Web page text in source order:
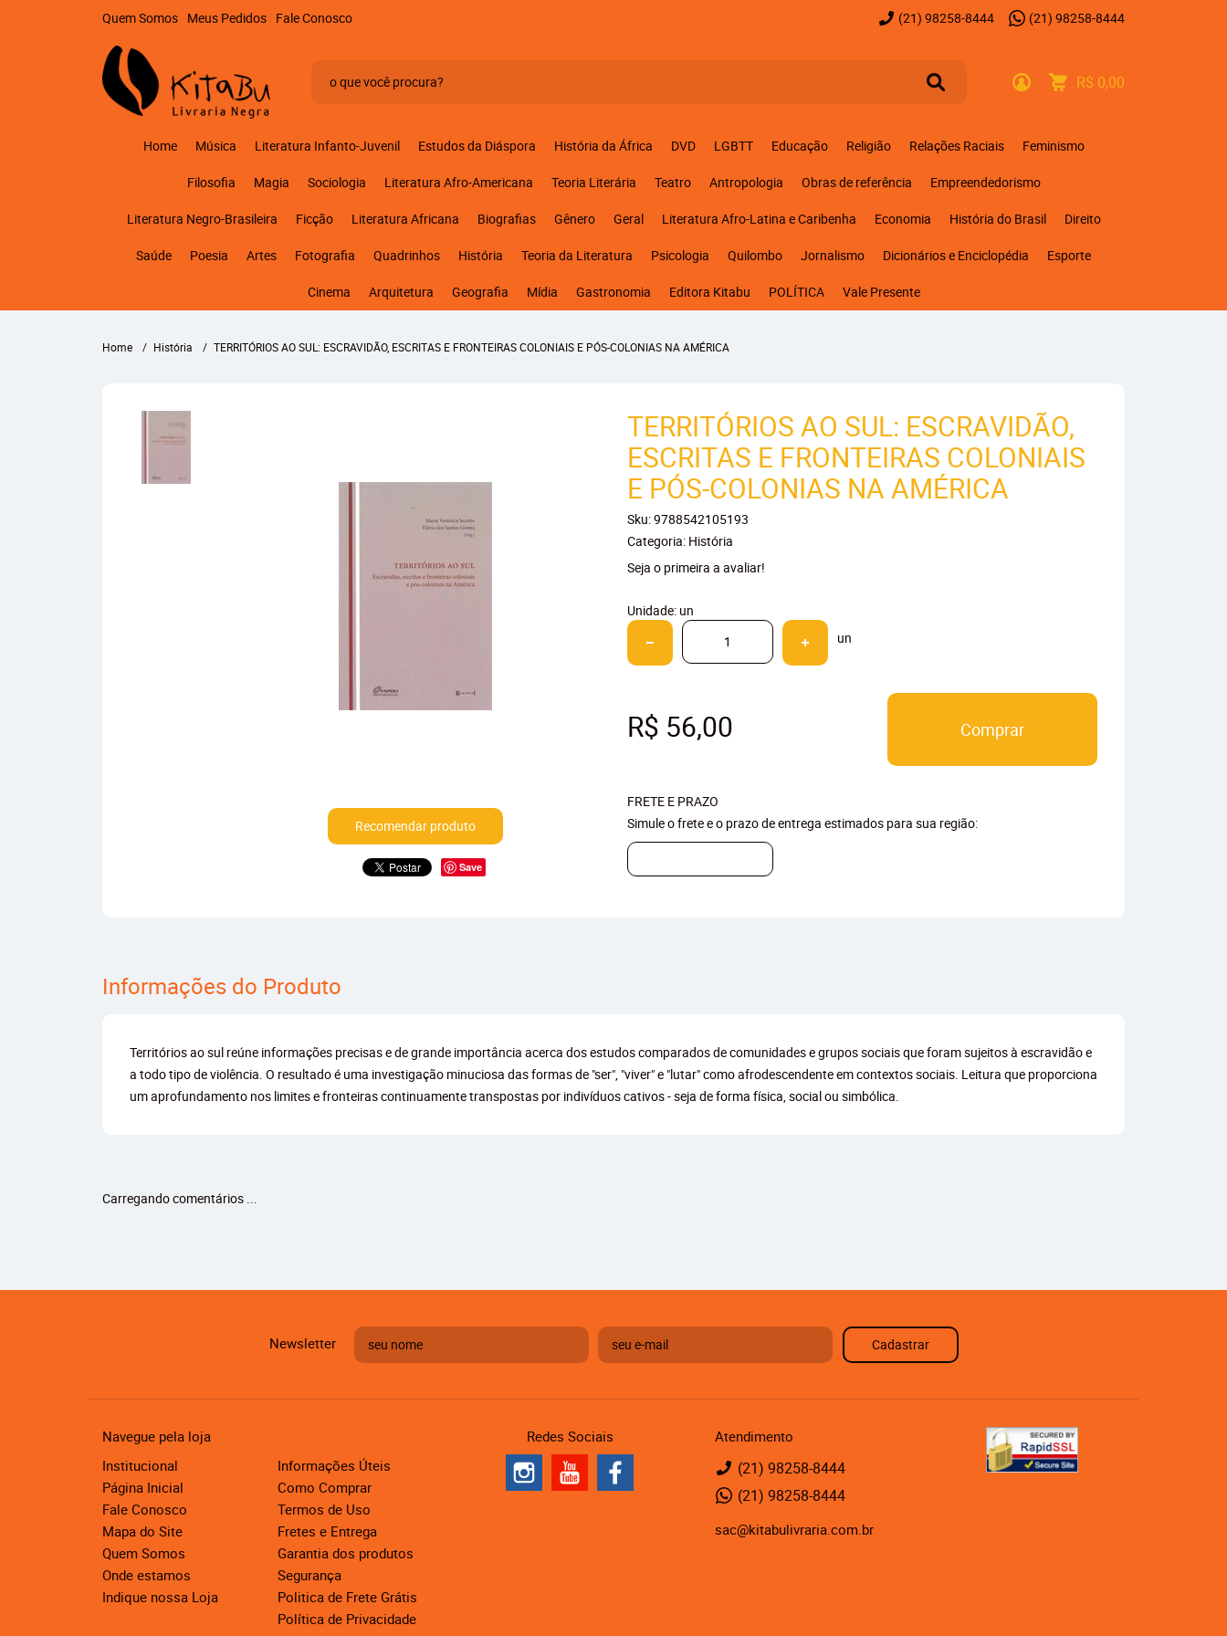
Quem Somos Meus Pedidos Fale Conosco (21) 98258-8444 (21) 98258-8444
R$ 0,00
Home Música Literatura Infanto-Juvenil Estudos da Diáspora História da África DVD LGBTT Educação Religião Relações Raciais Feminismo
Filosofia Magia Sociologia Literatura Afro-Americana Teoria Literária Teatro Antropologia Obras de referência Empreendedorismo
Literatura Negro-Brasileira Ficção Literatura Africana Biografias Gênero Geral Literatura Afro-Latina e Caribenha Economia História do Brasil Direito
Saúde Poesia Artes Fotografia Quadrinhos História Teoria da Literatura Psicologia Quilombo Jornalismo Dicionários e Enciclopédia Esporte
Cinema Arquitetura Geografia Mídia Gastronomia Editora Kitabu POLÍTICA Vale Presente
Home História TERRITÓRIOS AO SUL: ESCRAVIDÃO, ESCRITAS E FRONTEIRAS COLONIAIS E PÓS-COLONIAS NA AMÉRICA
Recomendar produto
Save
TERRITÓRIOS AO SUL: ESCRAVIDÃO,
ESCRITAS E FRONTEIRAS COLONIAIS
E PÓS-COLONIAS NA AMÉRICA
Sku:9788542105193
Categoria: História
Seja o primeira a avaliar!
Unidade: un
un
R$ 56,00 Comprar
FRETE E PRAZO
Simule o frete e o prazo de entrega estimados para sua região:
Informações do Produto
Territórios ao sul reúne informações precisas e de grande importância acerca dos estudos comparados de comunidades e grupos sociais que foram sujeitos à escravidão e
a todo tipo de violência. O resultado é uma investigação minuciosa das formas de "ser", "viver" e "lutar" como afrodescendente em contextos sociais. Leitura que proporciona
um aprofundamento nos limites e fronteiras continuamente transpostas por indivíduos cativos - seja de forma física, social ou simbólica.
Carregando comentários ...
Newsletter Cadastrar
Navegue pela loja
Institucional
Página Inicial
Fale Conosco
Mapa do Site
Quem Somos
Onde estamos
Indique nossa Loja
Informações Úteis
Como Comprar
Termos de Uso
Fretes e Entrega
Garantia dos produtos
Segurança
Politica de Frete Grátis
Política de Privacidade
Redes Sociais Atendimento
(21) 98258-8444
(21) 98258-8444
sac@kitabulivraria.com.br